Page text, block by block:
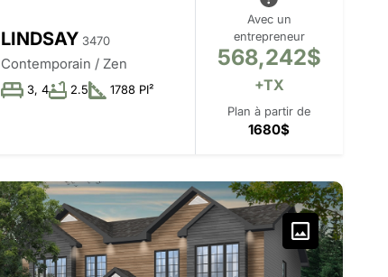
LINDSAY 3470
Contemporain / Zen
3, 4 2.5 1788 PI²
Avec un
entrepreneur
568,242$
+TX
Plan à partir de
1680$